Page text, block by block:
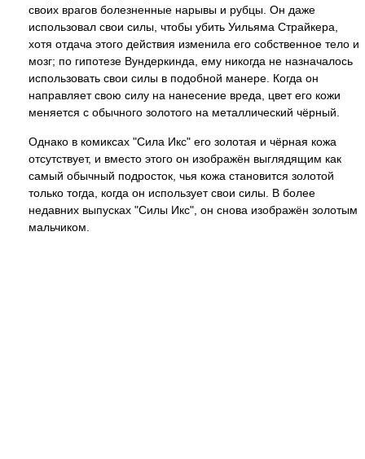
своих врагов болезненные нарывы и рубцы. Он даже
использовал свои силы, чтобы убить Уильяма Страйкера,
хотя отдача этого действия изменила его собственное тело и
мозг; по гипотезе Вундеркинда, ему никогда не назначалось
использовать свои силы в подобной манере. Когда он
направляет свою силу на нанесение вреда, цвет его кожи
меняется с обычного золотого на металлический чёрный.
Однако в комиксах "Сила Икс" его золотая и чёрная кожа
отсутствует, и вместо этого он изображён выглядящим как
самый обычный подросток, чья кожа становится золотой
только тогда, когда он использует свои силы. В более
недавних выпусках "Силы Икс", он снова изображён золотым
мальчиком.